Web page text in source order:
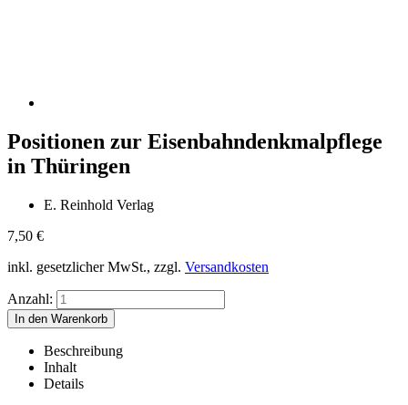
Positionen zur Eisenbahndenkmalpflege
in Thüringen
E. Reinhold Verlag
7,50 €
inkl. gesetzlicher MwSt., zzgl. Versandkosten
Anzahl:
Beschreibung
Inhalt
Details